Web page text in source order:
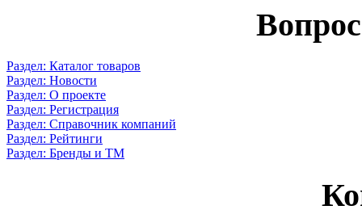
Раздел: Каталог товаров
Раздел: Новости
Раздел: О проекте
Раздел: Регистрация
Раздел: Справочник компаний
Раздел: Рейтинги
Раздел: Бренды и ТМ